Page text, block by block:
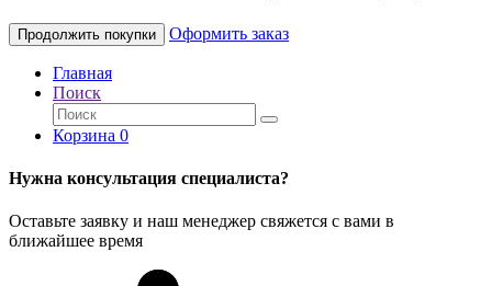
Продолжить покупки Оформить заказ
Главная
Поиск
Корзина 0
Нужна консультация специалиста?
Оставьте заявку и наш менеджер свяжется с вами в
ближайшее время